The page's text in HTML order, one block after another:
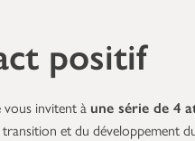
positif
vous invitent à une série de 4
et du développement